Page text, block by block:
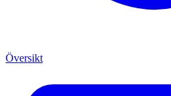
Översikt